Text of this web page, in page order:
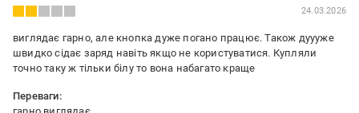
24.03.2026
виглядає гарно, але кнопка дуже погано працює. Також дуууже
швидко сідає заряд навіть якщо не користуватися. Купляли
точно таку ж тільки білу то вона набагато краще
Переваги: